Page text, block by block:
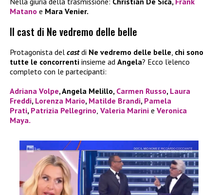
Matano e Mara Venier.
Il cast di Ne vedremo delle belle
Protagonista del castdi Ne vedremo delle belle, chi sono
tutte le concorrenti insieme ad Angela? Ecco l’elenco
completo con le partecipanti:
Adriana Volpe, Angela Melillo, Carmen Russo, Laura
Freddi, Lorenza Mario, Matilde Brandi, Pamela
Prati, Patrizia Pellegrino, Valeria Marini e Veronica
Maya.